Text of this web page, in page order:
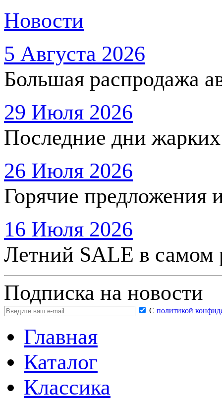
Новости
5 Августа 2026
Большая распродажа
29 Июля 2026
Последние дни
26 Июля 2026
Горячие предложения
16 Июля 2026
Летний SALE в самом
Подписка на новости
С политикой
Главная
Каталог
Классика